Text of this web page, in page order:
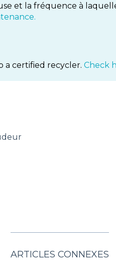
et la fréquence à
a certified recycler. Check
ARTICLES CONNEXES